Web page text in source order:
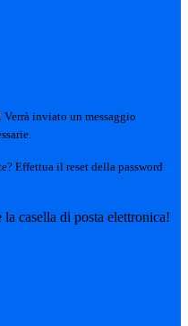
Verrà inviato un messaggio
Effettua il reset della password
casella di posta elettronica!